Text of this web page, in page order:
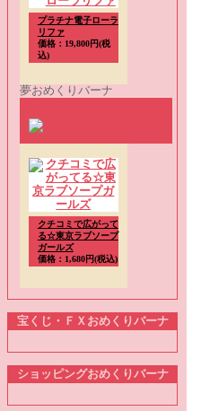
プラチナ電子ローラ
リファ
価格：19,800円(税
込)
夢おめくりバーナ
クチコミで広がって
る☆東京ラブソープ
ガールズ
価格：1,680円(税込)
宝くじ・ＦＸおめくりバーナ
ショッピングおめくりバーナ